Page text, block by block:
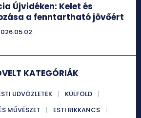
Újvidéken: Kelet és
a fenntartható jövőért
KATEGÓRIÁK
ÜDVÖZLETEK
KÜLFÖLD
MŰVÉSZET
ESTI RIKKANCS